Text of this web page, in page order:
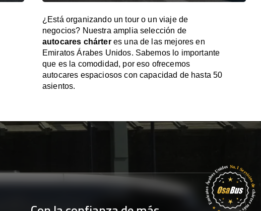
¿Está organizando un tour o un viaje de
negocios? Nuestra amplia selección de
autocares chárteres una de las mejores en
Emiratos Árabes Unidos. Sabemos lo importante
que es la comodidad, por eso ofrecemos
autocares espaciosos con capacidad de hasta 50
asientos.